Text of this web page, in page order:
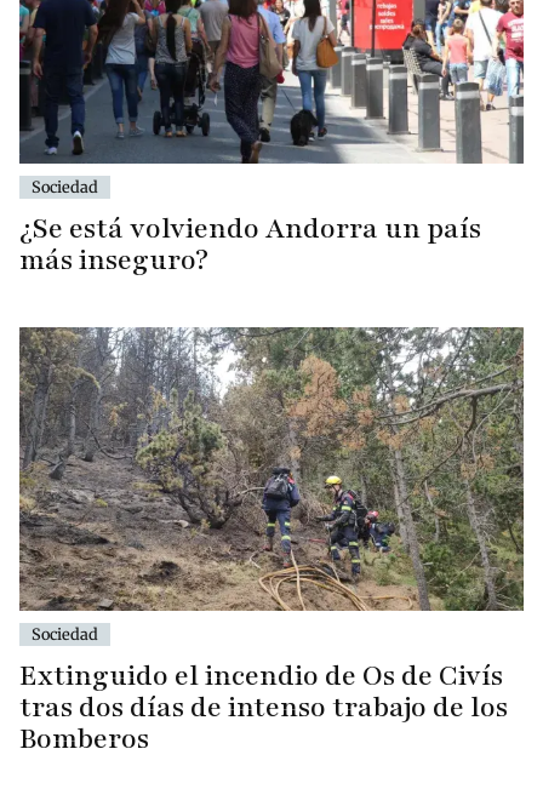
Sociedad
¿Se está volviendo Andorra un país
más inseguro?
Sociedad
Extinguido el incendio de Os de Civís
tras dos días de intenso trabajo de los
Bomberos